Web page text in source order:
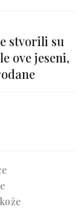
stvorili su
ove jeseni,